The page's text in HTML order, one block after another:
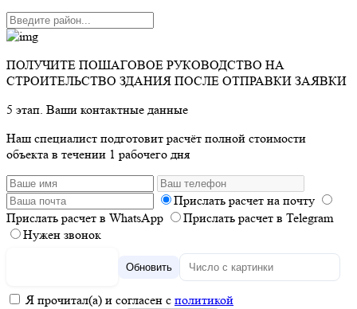
ПОЛУЧИТЕ ПОШАГОВОЕ РУКОВОДСТВО НА
СТРОИТЕЛЬСТВО ЗДАНИЯ ПОСЛЕ ОТПРАВКИ ЗАЯВКИ
5 этап. Ваши контактные данные
Наш специалист подготовит расчёт полной стоимости
объекта в течении 1 рабочего дня
Прислать расчет на почту
Прислать расчет в WhatsApp
Прислать расчет в Telegram
Нужен звонок
Обновить
Я прочитал(а) и согласен с политикой